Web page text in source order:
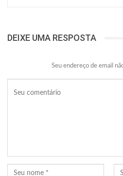
DEIXE UMA RESPOSTA
Seu endereço de email